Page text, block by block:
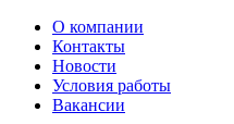
О компании
Контакты
Новости
Условия работы
Вакансии